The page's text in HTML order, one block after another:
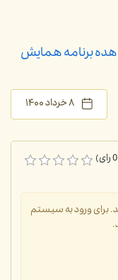
برنامه همایش
۸ خرداد ۱۴۰۰
برای ورود به سیستم